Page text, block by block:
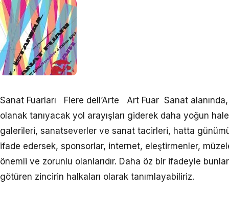
Sanat Fuarları Fiere dell’Arte Art Fuar Sanat alanında,
olanak tanıyacak yol arayışları giderek daha yoğun
galerileri, sanatseverler ve sanat tacirleri, hatta
ifade edersek, sponsorlar, internet, eleştirmenler,
önemli ve zorunlu olanlarıdır. Daha öz bir ifadeyle
götüren zincirin halkaları olarak tanımlayabiliriz.